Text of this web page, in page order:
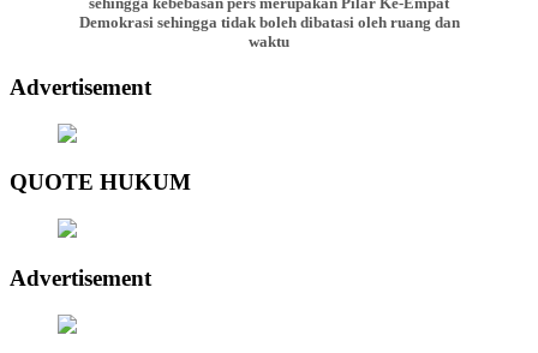
Demokrasi sehingga tidak boleh dibatasi oleh ruang dan
waktu
Advertisement
QUOTE HUKUM
Advertisement